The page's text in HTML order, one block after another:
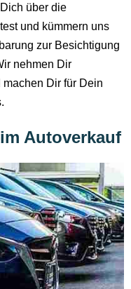
über die
und kümmern uns
zur Besichtigung
nehmen Dir
Dir für Dein
Autoverkauf